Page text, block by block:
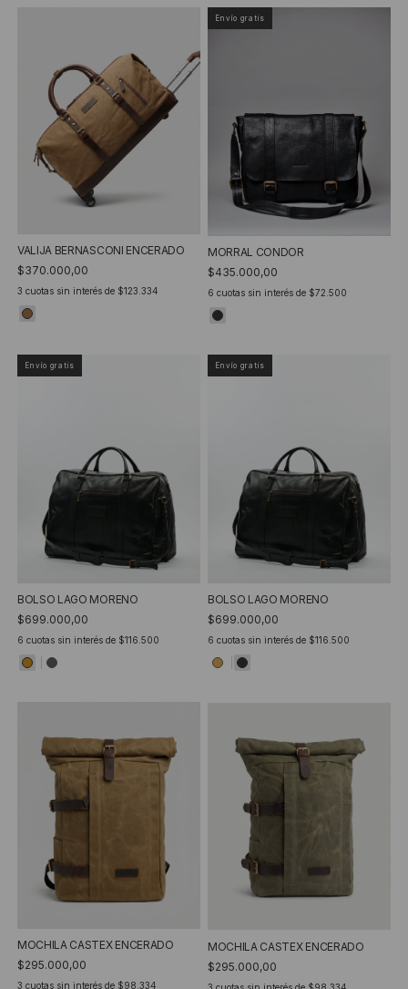
VALIJA BERNASCONI ENCERADO
$370.000,00
3 cuotas sin interés de $123.334
Envío gratis
MORRAL CONDOR
$435.000,00
6 cuotas sin interés de $72.500
Envío gratis
BOLSO LAGO MORENO
$699.000,00
6 cuotas sin interés de $116.500
Envío gratis
BOLSO LAGO MORENO
$699.000,00
6 cuotas sin interés de $116.500
MOCHILA CASTEX ENCERADO
$295.000,00
3 cuotas sin interés de $98.334
MOCHILA CASTEX ENCERADO
$295.000,00